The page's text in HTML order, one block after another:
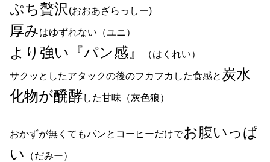
ぷち贅沢 (おおあざらっしー)
厚みはゆずれない（ユニ）
より強い『パン感』 （はくれい）
サクッとしたアタックの後のフカフカした食感と 炭水
化物が醗酵した甘味（灰色狼）
おかずが無くてもパンとコーヒーだけでお腹いっぱ
い
（だみー）